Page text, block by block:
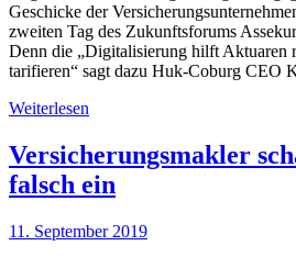
Geschicke der
zweiten Tag des Zukunftsforums
Denn die „Digitalisierung hilft Aktuaren
tarifieren“ sagt dazu Huk-Coburg CEO
Weiterlesen
Versicherungsmakler
falsch ein
11. September 2019